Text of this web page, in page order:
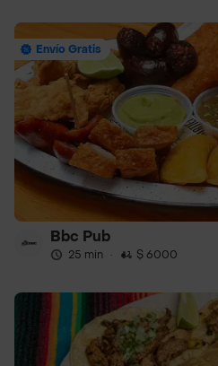
Envío Gratis
Bbc Pub
25 min · $ 6000